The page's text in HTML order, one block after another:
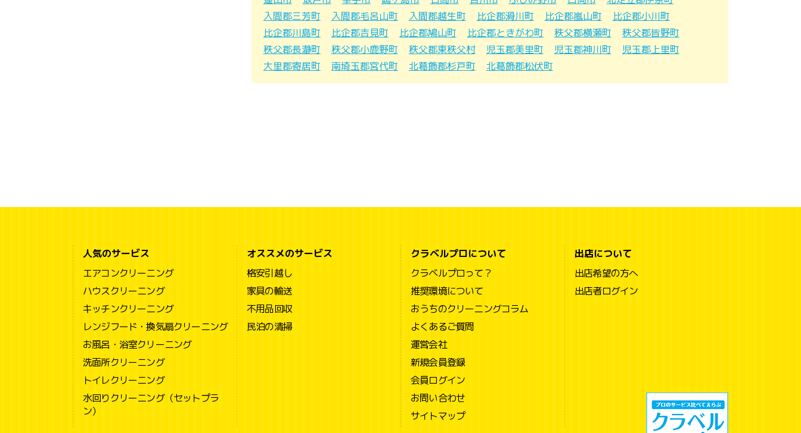
入間郡三芳町
入間郡毛呂山町 入間郡越生町 比企郡滑川町 比企郡嵐山町
比企郡小川町
比企郡川島町
比企郡吉見町 比企郡鳩山町 比企郡ときがわ町 秩父郡横瀬町
秩父郡皆野町
秩父郡長瀞町
秩父郡小鹿野町 秩父郡東秩父村 児玉郡美里町 児玉郡神川町
児玉郡上里町
大里郡寄居町
南埼玉郡宮代町 北葛飾郡杉戸町 北葛飾郡松伏町
人気のサービス
エアコンクリーニング
ハウスクリーニング
キッチンクリーニング
レンジフード・換気扇クリーニング
お風呂・浴室クリーニング
洗面所クリーニング
トイレクリーニング
水回りクリーニング（セットプラ
ン）
オススメのサービス
格安引越し
家具の輸送
不用品回収
民泊の清掃
クラベルプロについて
クラベルプロって？
推奨環境について
おうちのクリーニングコラム
よくあるご質問
運営会社
新規会員登録
会員ログイン
お問い合わせ
サイトマップ
出店について
出店希望の方へ
出店者ログイン